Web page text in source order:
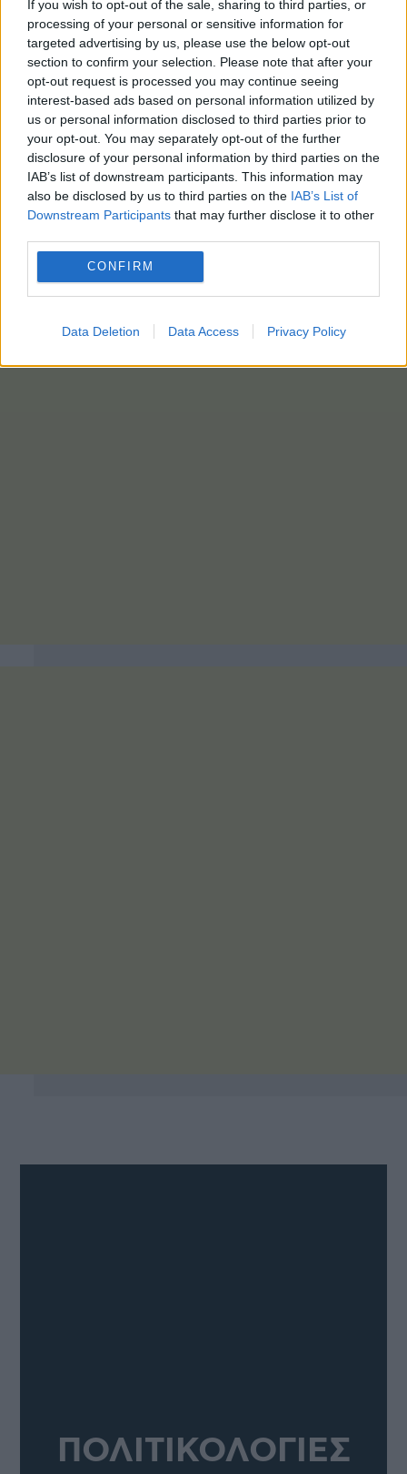
If you wish to opt-out of the sale, sharing to third parties, or
processing of your personal or sensitive information for
targeted advertising by us, please use the below opt-out
section to confirm your selection. Please note that after your
opt-out request is processed you may continue seeing
interest-based ads based on personal information utilized by
us or personal information disclosed to third parties prior to
your opt-out. You may separately opt-out of the further
disclosure of your personal information by third parties on the
IAB’s list of downstream participants. This information may
also be disclosed by us to third parties on the IAB’s List of
Downstream Participants that may further disclose it to other
CONFIRM
Data Deletion Data Access Privacy Policy
ΠΟΛΙΤΙΚΟΛΟΓΙΕΣ